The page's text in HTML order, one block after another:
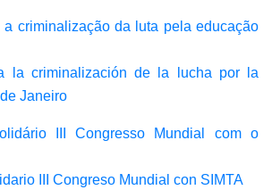
a criminalização da luta pela educação
la criminalización de la lucha por la
Janeiro
III Congresso Mundial com o
III Congreso Mundial con SIMTA